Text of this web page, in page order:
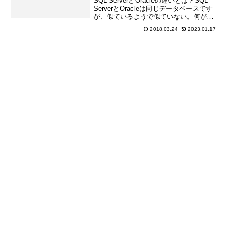
ServerとOracleは同じデータベースです
が、似ているようで似ていない。何が違
うのかよくわからない・・・ということ
もあるかと思います。SQL Serverと
2018.03.24 2023.01.17